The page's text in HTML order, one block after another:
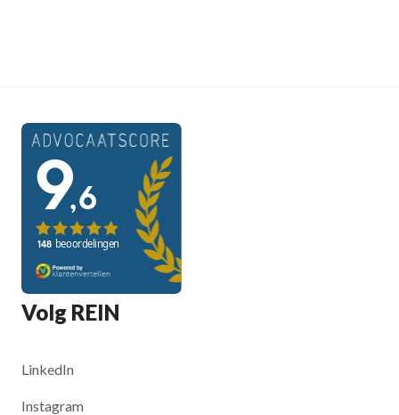
Volg REIN
LinkedIn
Instagram